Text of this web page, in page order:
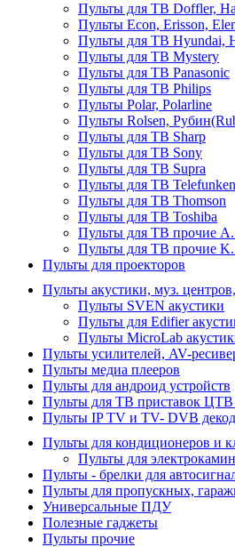
Пульты для ТВ Doffler,
Пульты Econ, Erisson,
Пульты для ТВ Hyundai,
Пульты для ТВ Mystery
Пульты для ТВ Panasonic
Пульты для ТВ Philips
Пульты Polar, Polarline
Пульты Rolsen,
Пульты для ТВ Sharp
Пульты для ТВ Sony
Пульты для ТВ Supra
Пульты для ТВ Telefunken
Пульты для ТВ Thomson
Пульты для ТВ Toshiba
Пульты для ТВ прочие
Пульты для ТВ прочие
Пульты для проекторов
Пульты акустики, муз.
Пульты SVEN акустики
Пульты для Edifier
Пульты MicroLab
Пульты усилителей, AV-
Пульты медиа плееров
Пульты для андроид устройств
Пульты для ТВ приставок
Пульты IP TV и TV- DVB
Пульты для кондиционеров и
Пульты для
Пульты - брелки для
Пульты для пропускных,
Универсальные ПДУ
Полезные гаджеты
Пульты прочие